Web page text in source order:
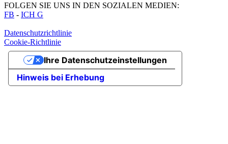
FOLGEN SIE UNS IN DEN SOZIALEN MEDIEN:
FB - ICH G
Datenschutzrichtlinie
Cookie-Richtlinie
Hinweis bei Erhebung
Ihre Datenschutzeinstellungen